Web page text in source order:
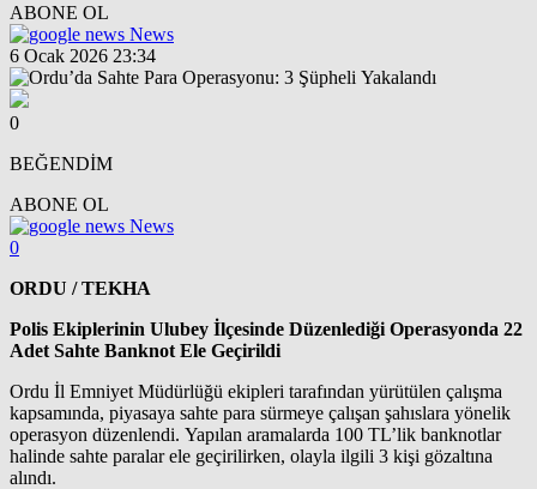
ABONE OL
News
6 Ocak 2026 23:34
0
BEĞENDİM
ABONE OL
News
0
ORDU / TEKHA
Polis Ekiplerinin Ulubey İlçesinde Düzenlediği Operasyonda 22
Adet Sahte Banknot Ele Geçirildi
Ordu İl Emniyet Müdürlüğü ekipleri tarafından yürütülen çalışma
kapsamında, piyasaya sahte para sürmeye çalışan şahıslara yönelik
operasyon düzenlendi. Yapılan aramalarda 100 TL’lik banknotlar
halinde sahte paralar ele geçirilirken, olayla ilgili 3 kişi gözaltına
alındı.